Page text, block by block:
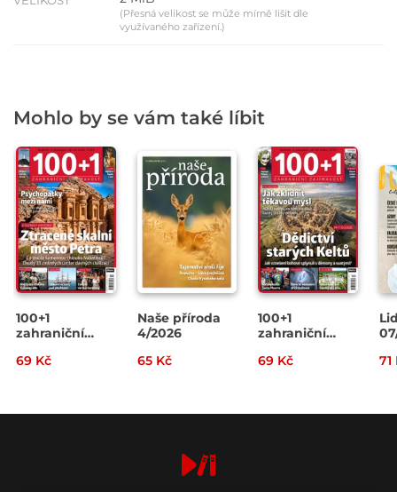
(Přesná velikost se může mírně lišit dle
využívaného zařízení.)
Mohlo by se vám také líbit
100+1
zahraniční
14/2026
69 Kč
Naše příroda
4/2026
65 Kč
100+1
zahraniční
13/2026
69 Kč
71